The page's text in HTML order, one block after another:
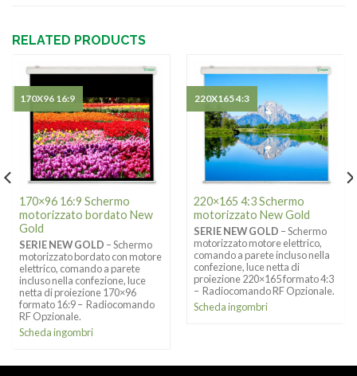
RELATED PRODUCTS
170×96 16:9 Schermo
motorizzato bordato New
Gold
SERIE NEW GOLD – Schermo
motorizzato bordato con motore
elettrico, comando a parete
incluso nella confezione, luce
netta di proiezione 170×96
formato 16:9 – Radiocomando
RF Opzionale.
Scheda ingombri
170X96 16:9
220×165 4:3 Schermo
motorizzato New Gold
SERIE NEW GOLD – Schermo
motorizzato motore elettrico,
comando a parete incluso nella
confezione, luce netta di
proiezione 220×165 formato 4:3
– Radiocomando RF Opzionale.
Scheda ingombri
220X165 4:3